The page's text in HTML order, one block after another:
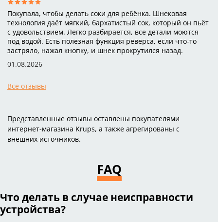
Покупала, чтобы делать соки для ребёнка. Шнековая
технология даёт мягкий, бархатистый сок, который он пьёт
с удовольствием. Легко разбирается, все детали моются
под водой. Есть полезная функция реверса, если что-то
застряло, нажал кнопку, и шнек прокрутился назад.
01.08.2026
Все отзывы
Представленные отзывы оставлены покупателями
интернет-магазина Krups, а также агрегированы с
внешних источников.
FAQ
Что делать в случае неисправности
устройства?